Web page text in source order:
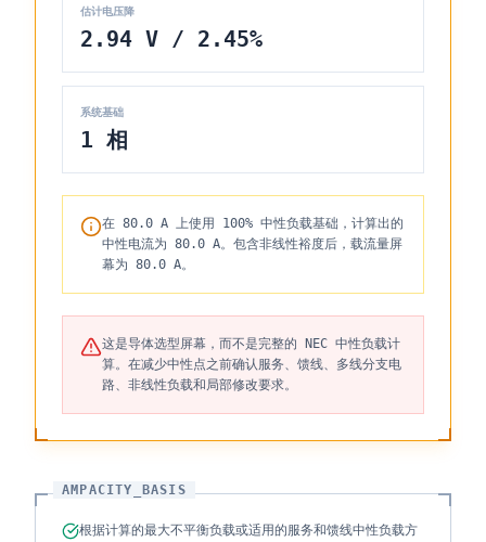
估计电压降
2.94 V / 2.45%
系统基础
1 相
在 80.0 A 上使用 100% 中性负载基础，计算出的
中性电流为 80.0 A。包含非线性裕度后，载流量屏
幕为 80.0 A。
这是导体选型屏幕，而不是完整的 NEC 中性负载计
算。在减少中性点之前确认服务、馈线、多线分支电
路、非线性负载和局部修改要求。
AMPACITY_BASIS
根据计算的最大不平衡负载或适用的服务和馈线中性负载方